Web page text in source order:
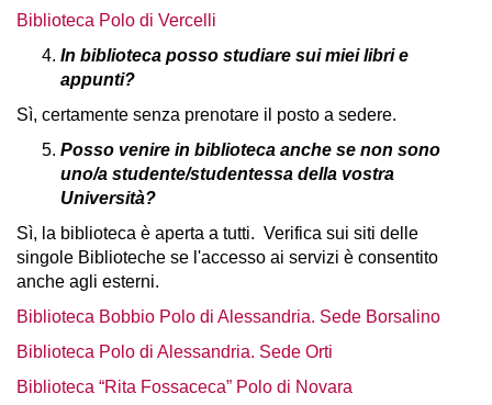
Biblioteca Polo di Vercelli
In biblioteca posso studiare sui miei libri e
appunti?
Sì, certamente senza prenotare il posto a sedere.
Posso venire in biblioteca anche se non sono
uno/a studente/studentessa della vostra
Università?
Sì, la biblioteca è aperta a tutti. Verifica sui siti delle
singole Biblioteche se l'accesso ai servizi è consentito
anche agli esterni.
Biblioteca Bobbio Polo di Alessandria. Sede Borsalino
Biblioteca Polo di Alessandria. Sede Orti
Biblioteca “Rita Fossaceca” Polo di Novara